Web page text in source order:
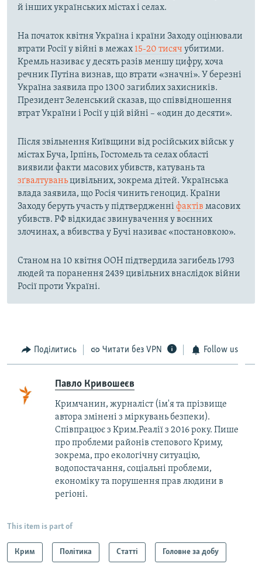
й інших українських містах і селах.
На початок квітня Україна і країни Заходу оцінювали
втрати Росії у війні в межах 15-20 тисяч убитими.
Кремль називає у десять разів меншу цифру, хоча
речник Путіна визнав, що втрати «значні». У березні
Україна заявила про 1300 загиблих захисників.
Президент Зеленський сказав, що співвідношення
втрат України і Росії у цій війні – «один до десяти».
Після звільнення Київщини від російських військ у
містах Буча, Ірпінь, Гостомель та селах області
виявили факти масових убивств, катувань та
зґвалтуваньцивільних, зокрема дітей. Українська
влада заявила, що Росія чинить геноцид. Країни
Заходу беруть участь у підтвердженні фактів масових
убивств. РФ відкидає звинувачення у воєнних
злочинах, а вбивства у Бучі називає «постановкою».
Станом на 10 квітня ООН підтвердила загибель 1793
людей та поранення 2439 цивільних внаслідок війни
Росії проти Україні.
Поділитись Читати без VPN Follow us
Павло Кривошеєв
Кримчанин, журналіст (ім'я та прізвище
автора змінені з міркувань безпеки).
Співпрацює з Крим.Реалії з 2016 року. Пише
про проблеми районів степового Криму,
зокрема, про екологічну ситуацію,
водопостачання, соціальні проблеми,
економіку та порушення прав людини в
регіоні.
This item is part of
Крим Політика Статті Головне за добу